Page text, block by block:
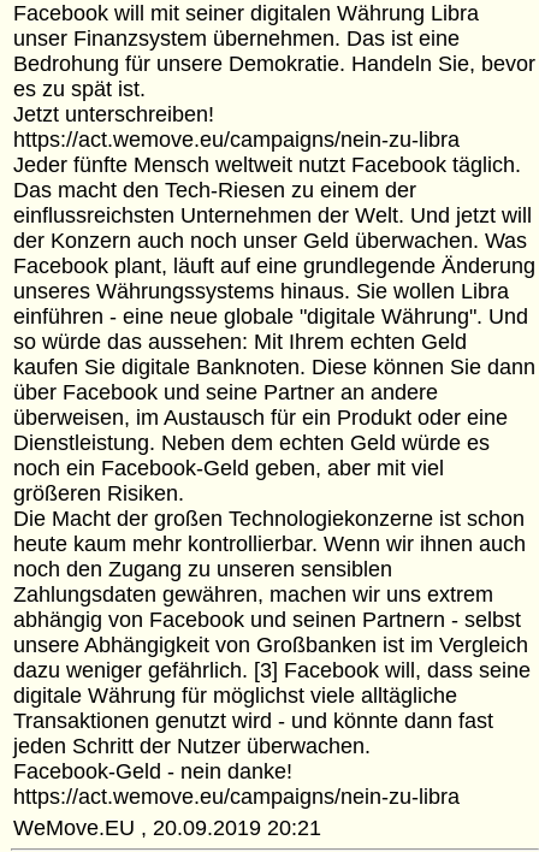
Facebook will mit seiner digitalen Währung Libra
unser Finanzsystem übernehmen. Das ist eine
Bedrohung für unsere Demokratie. Handeln Sie, bevor
es zu spät ist.
Jetzt unterschreiben!
https://act.wemove.eu/campaigns/nein-zu-libra
Jeder fünfte Mensch weltweit nutzt Facebook täglich.
Das macht den Tech-Riesen zu einem der
einflussreichsten Unternehmen der Welt. Und jetzt will
der Konzern auch noch unser Geld überwachen. Was
Facebook plant, läuft auf eine grundlegende Änderung
unseres Währungssystems hinaus. Sie wollen Libra
einführen - eine neue globale "digitale Währung". Und
so würde das aussehen: Mit Ihrem echten Geld
kaufen Sie digitale Banknoten. Diese können Sie dann
über Facebook und seine Partner an andere
überweisen, im Austausch für ein Produkt oder eine
Dienstleistung. Neben dem echten Geld würde es
noch ein Facebook-Geld geben, aber mit viel
größeren Risiken.
Die Macht der großen Technologiekonzerne ist schon
heute kaum mehr kontrollierbar. Wenn wir ihnen auch
noch den Zugang zu unseren sensiblen
Zahlungsdaten gewähren, machen wir uns extrem
abhängig von Facebook und seinen Partnern - selbst
unsere Abhängigkeit von Großbanken ist im Vergleich
dazu weniger gefährlich. [3] Facebook will, dass seine
digitale Währung für möglichst viele alltägliche
Transaktionen genutzt wird - und könnte dann fast
jeden Schritt der Nutzer überwachen.
Facebook-Geld - nein danke!
https://act.wemove.eu/campaigns/nein-zu-libra
WeMove.EU , 20.09.2019 20:21